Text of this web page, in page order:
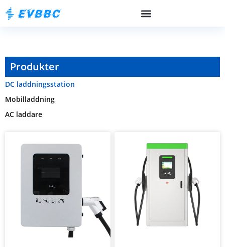
Produkter
DC laddningsstation
Mobilladdning
AC laddare